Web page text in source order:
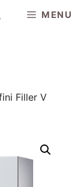
MENU
Filler V